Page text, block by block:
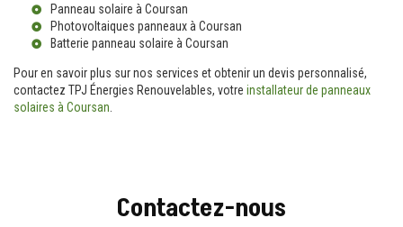
Panneau solaire à Coursan
Photovoltaiques panneaux à Coursan
Batterie panneau solaire à Coursan
Pour en savoir plus sur nos services et obtenir un devis personnalisé,
contactez TPJ Énergies Renouvelables, votre installateur de panneaux
solaires à Coursan
Contactez-nous